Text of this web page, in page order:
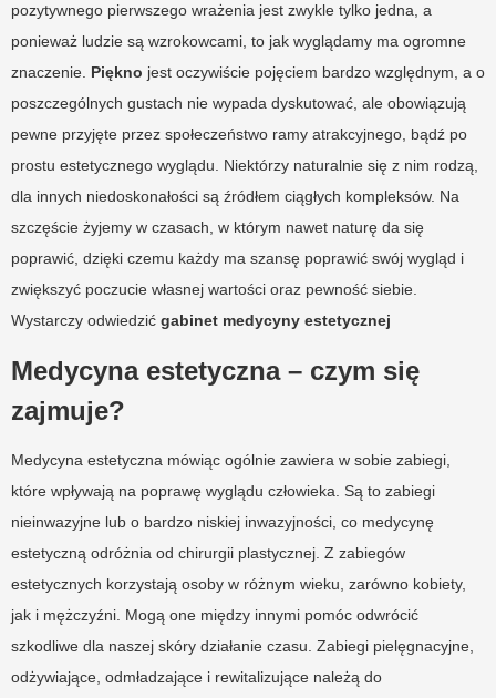
pozytywnego pierwszego wrażenia jest zwykle tylko jedna, a
ponieważ ludzie są wzrokowcami, to jak wyglądamy ma ogromne
znaczenie. Piękno jest oczywiście pojęciem bardzo względnym, a o
poszczególnych gustach nie wypada dyskutować, ale obowiązują
pewne przyjęte przez społeczeństwo ramy atrakcyjnego, bądź po
prostu estetycznego wyglądu. Niektórzy naturalnie się z nim rodzą,
dla innych niedoskonałości są źródłem ciągłych kompleksów. Na
szczęście żyjemy w czasach, w którym nawet naturę da się
poprawić, dzięki czemu każdy ma szansę poprawić swój wygląd i
zwiększyć poczucie własnej wartości oraz pewność siebie.
Wystarczy odwiedzić gabinet medycyny estetycznej
Medycyna estetyczna – czym się
zajmuje?
Medycyna estetyczna mówiąc ogólnie zawiera w sobie zabiegi,
które wpływają na poprawę wyglądu człowieka. Są to zabiegi
nieinwazyjne lub o bardzo niskiej inwazyjności, co medycynę
estetyczną odróżnia od chirurgii plastycznej. Z zabiegów
estetycznych korzystają osoby w różnym wieku, zarówno kobiety,
jak i mężczyźni. Mogą one między innymi pomóc odwrócić
szkodliwe dla naszej skóry działanie czasu. Zabiegi pielęgnacyjne,
odżywiające, odmładzające i rewitalizujące należą do